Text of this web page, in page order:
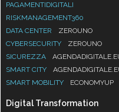
PAGAMENTIDIGITALI
RISKMANAGEMENT360
DATA CENTER
ZEROUNO
CYBERSECURITY
ZEROUNO
SICUREZZA
SMART CITY
SMART MOBILITY
ECONOMYUP
Digital Transformation